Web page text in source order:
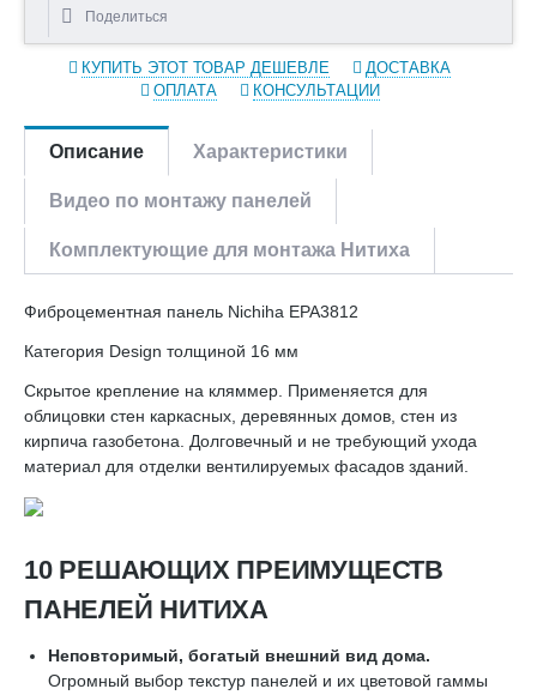
Поделиться
КУПИТЬ ЭТОТ ТОВАР ДЕШЕВЛЕ
ДОСТАВКА
ОПЛАТА
КОНСУЛЬТАЦИИ
Описание Характеристики
Видео по монтажу панелей
Комплектующие для монтажа Нитиха
Фиброцементная панель Nichiha EPA3812
Категория Design толщиной 16 мм
Скрытое крепление на кляммер. Применяется для
облицовки стен каркасных, деревянных домов, стен из
кирпича газобетона. Долговечный и не требующий ухода
материал для отделки вентилируемых фасадов зданий.
10 РЕШАЮЩИХ ПРЕИМУЩЕСТВ
ПАНЕЛЕЙ НИТИХА
Неповторимый, богатый внешний вид дома.
Огромный выбор текстур панелей и их цветовой гаммы